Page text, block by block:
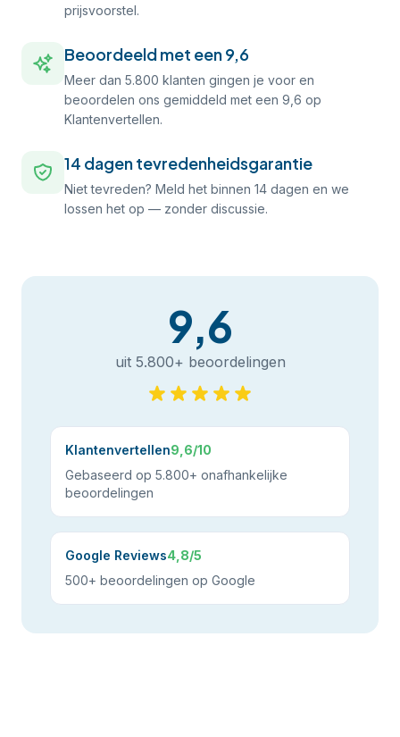
prijsvoorstel.
Beoordeeld met een 9,6
Meer dan 5.800 klanten gingen je voor en
beoordelen ons gemiddeld met een 9,6 op
Klantenvertellen.
14 dagen tevredenheidsgarantie
Niet tevreden? Meld het binnen 14 dagen en we
lossen het op — zonder discussie.
9,6
uit 5.800+ beoordelingen
Klantenvertellen9,6/10
Gebaseerd op 5.800+ onafhankelijke
beoordelingen
Google Reviews4,8/5
500+ beoordelingen op Google